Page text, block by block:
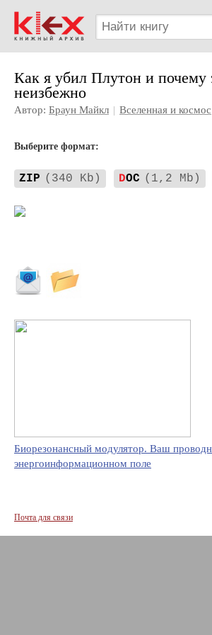
Как я убил Плутон и почему
неизбежно
Автор: Браун Майкл | Вселенная и космос
Выберите формат:
ZIP (340 Kb) DOC (1,2 Mb)
Биорезонансный модулятор. Ваш
энергоинформационном поле
Почта для связи